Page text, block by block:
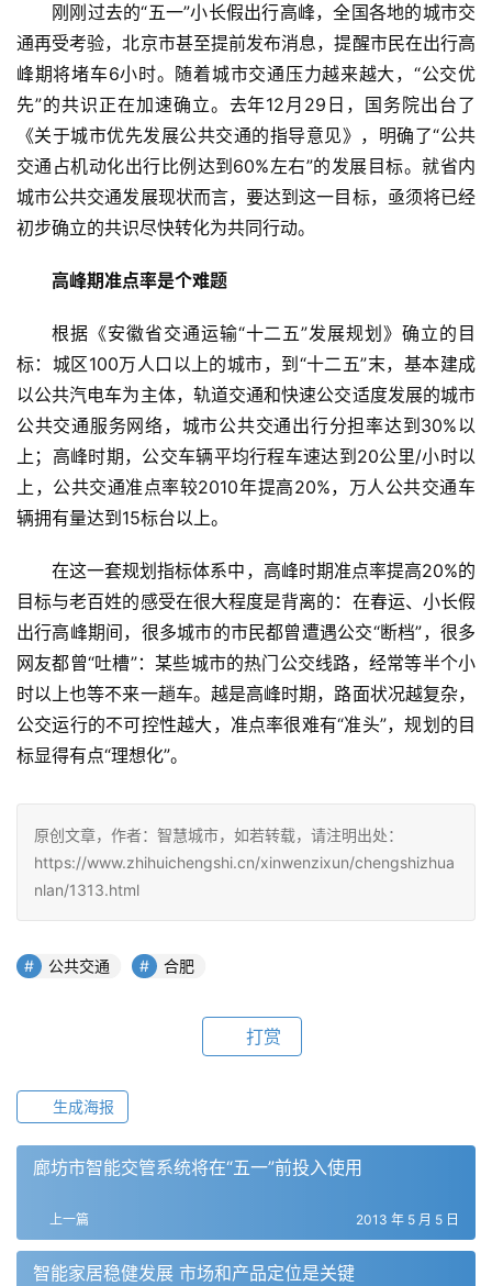
刚刚过去的“五一”小长假出行高峰，全国各地的城市交
通再受考验，北京市甚至提前发布消息，提醒市民在出行高
峰期将堵车6小时。随着城市交通压力越来越大，“公交优
先”的共识正在加速确立。去年12月29日，国务院出台了
《关于城市优先发展公共交通的指导意见》，明确了“公共
交通占机动化出行比例达到60%左右”的发展目标。就省内
城市公共交通发展现状而言，要达到这一目标，亟须将已经
初步确立的共识尽快转化为共同行动。
高峰期准点率是个难题
根据《安徽省交通运输“十二五”发展规划》确立的目
标：城区100万人口以上的城市，到“十二五”末，基本建成
以公共汽电车为主体，轨道交通和快速公交适度发展的城市
公共交通服务网络，城市公共交通出行分担率达到30%以
上；高峰时期，公交车辆平均行程车速达到20公里/小时以
上，公共交通准点率较2010年提高20%，万人公共交通车
辆拥有量达到15标台以上。
在这一套规划指标体系中，高峰时期准点率提高20%的
目标与老百姓的感受在很大程度是背离的：在春运、小长假
出行高峰期间，很多城市的市民都曾遭遇公交“断档”，很多
网友都曾“吐槽”：某些城市的热门公交线路，经常等半个小
时以上也等不来一趟车。越是高峰时期，路面状况越复杂，
公交运行的不可控性越大，准点率很难有“准头”，规划的目
标显得有点“理想化”。
原创文章，作者：智慧城市，如若转载，请注明出处：
https://www.zhihuichengshi.cn/xinwenzixun/chengshizhua
nlan/1313.html
公共交通 合肥
打赏
生成海报
廊坊市智能交管系统将在“五一”前投入使用
上一篇 2013 年 5 月 5 日
智能家居稳健发展 市场和产品定位是关键